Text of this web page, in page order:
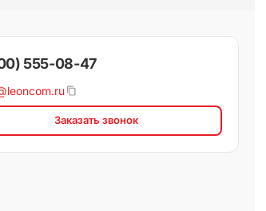
555-08-47
Заказать звонок